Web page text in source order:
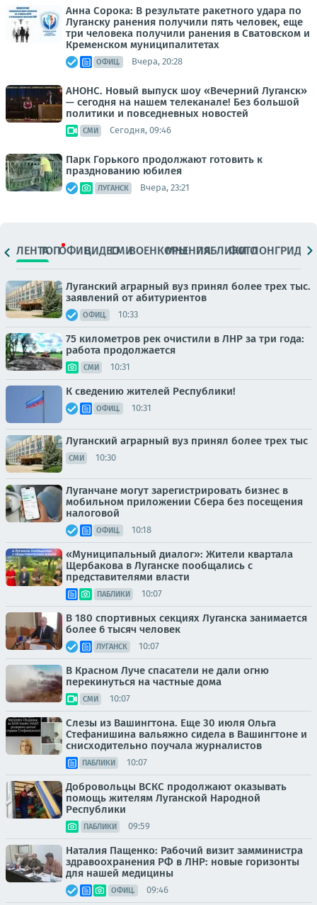
Анна Сорока: В результате ракетного удара по
Луганску ранения получили пять человек, еще
три человека получили ранения в Сватовском и
Кременском муниципалитетах
ОФИЦ. Вчера, 20:28
АНОНС. Новый выпуск шоу «Вечерний Луганск»
— сегодня на нашем телеканале! Без большой
политики и повседневных новостей
СМИ Сегодня, 09:46
Парк Горького продолжают готовить к
празднованию юбилея
ЛУГАНСК Вчера, 23:21
ЛЕНТАТОПОФИЦ.ВИДЕОСМИВОЕНКОРЫМНЕНИЯПАБЛИКИ
ФОТОЛОНГРИДЫ
Луганский аграрный вуз принял более трех тыс.
заявлений от абитуриентов
ОФИЦ. 10:33
75 километров рек очистили в ЛНР за три года:
работа продолжается
СМИ 10:31
К сведению жителей Республики!
ОФИЦ. 10:31
Луганский аграрный вуз принял более трех тыс
СМИ 10:30
Луганчане могут зарегистрировать бизнес в
мобильном приложении Сбера без посещения
налоговой
ОФИЦ. 10:18
«Муниципальный диалог»: Жители квартала
Щербакова в Луганске пообщались с
представителями власти
ПАБЛИКИ 10:07
В 180 спортивных секциях Луганска занимается
более 6 тысяч человек
ЛУГАНСК 10:07
В Красном Луче спасатели не дали огню
перекинуться на частные дома
СМИ 10:07
Слезы из Вашингтона. Еще 30 июля Ольга
Стефанишина вальяжно сидела в Вашингтоне и
снисходительно поучала журналистов
ПАБЛИКИ 10:07
Добровольцы ВСКС продолжают оказывать
помощь жителям Луганской Народной
Республики
ПАБЛИКИ 09:59
Наталия Пащенко: Рабочий визит замминистра
здравоохранения РФ в ЛНР: новые горизонты
для нашей медицины
ОФИЦ. 09:46